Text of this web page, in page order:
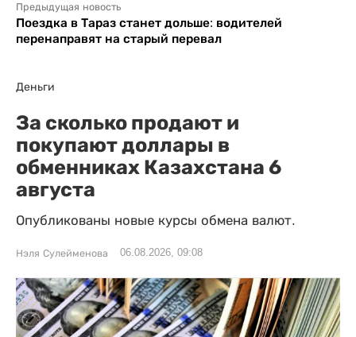
Предыдущая новость
Поездка в Тараз станет дольше: водителей
перенаправят на старый перевал
Деньги
За сколько продают и
покупают доллары в
обменниках Казахстана 6
августа
Опубликованы новые курсы обмена валют.
Нэля Сулейменова 06.08.2026, 09:08